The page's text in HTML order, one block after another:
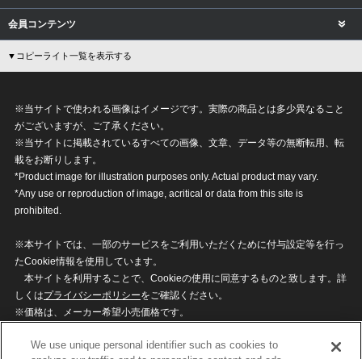
会員コンテンツ
▼コピーライト一覧を表示する
※当サイトで使われる画像はイメージです。実際の商品とは多少異なること
がございますが、ご了承ください。
※当サイトに掲載されているすべての画像、文章、データ等の無断転用、転
載をお断りします。
*Product image for illustration purposes only. Actual product may vary.
*Any use or reproduction of image, acritical or data from this site is
prohibited.
※本サイトでは、一部のサービスをご利用いただくために付与設定等を行っ
たCookie情報を使用しています。
本サイトを利用することで、Cookieの使用に同意するものと致します。詳
しくはプライバシーポリシーをご確認ください。
※価格は、メーカー希望小売価格です。
ざいますのでご了承ください。
We use unique personal identifier such as cookies to